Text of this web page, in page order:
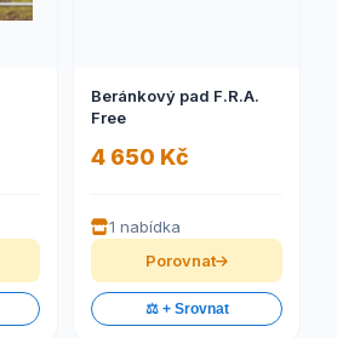
Beránkový pad F.R.A.
Free
4 650 Kč
1 nabídka
Porovnat
⚖️ + Srovnat